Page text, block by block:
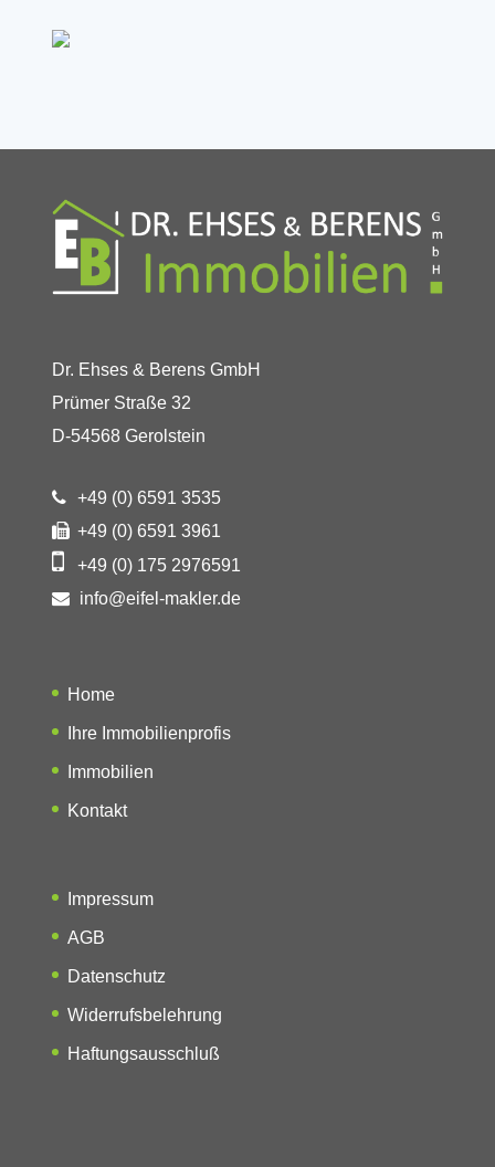
Dr. Ehses & Berens GmbH
Prümer Straße 32
D-54568 Gerolstein
+49 (0) 6591 3535
+49 (0) 6591 3961
+49 (0) 175 2976591
info@eifel-makler.de
Home
Ihre Immobilienprofis
Immobilien
Kontakt
Impressum
AGB
Datenschutz
Widerrufsbelehrung
Haftungsausschluß